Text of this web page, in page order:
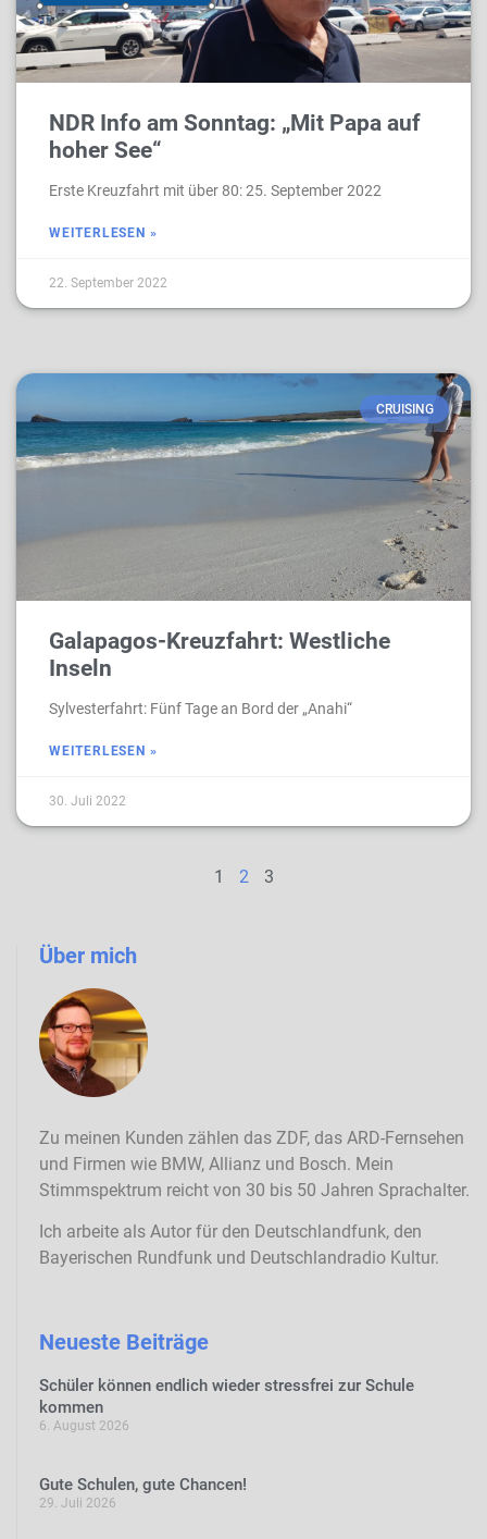
NDR Info am Sonntag: „Mit Papa auf
hoher See“
Erste Kreuzfahrt mit über 80: 25. September 2022
WEITERLESEN »
22. September 2022
CRUISING
Galapagos-Kreuzfahrt: Westliche
Inseln
Sylvesterfahrt: Fünf Tage an Bord der „Anahi“
WEITERLESEN »
30. Juli 2022
1 2 3
Über mich
Zu meinen Kunden zählen das ZDF, das ARD-Fernsehen
und Firmen wie BMW, Allianz und Bosch. Mein
Stimmspektrum reicht von 30 bis 50 Jahren Sprachalter.
Ich arbeite als Autor für den Deutschlandfunk, den
Bayerischen Rundfunk und Deutschlandradio Kultur.
Neueste Beiträge
Schüler können endlich wieder stressfrei zur Schule
kommen
6. August 2026
Gute Schulen, gute Chancen!
29. Juli 2026